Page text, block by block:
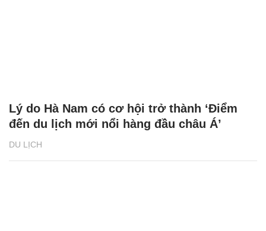
DU LỊCH
Lý do Hà Nam có cơ hội trở thành ‘Điểm
đến du lịch mới nổi hàng đầu châu Á’